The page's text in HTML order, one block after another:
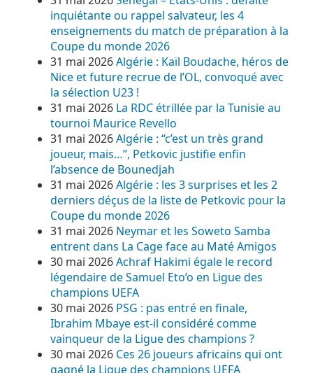
inquiétante ou rappel salvateur, les 4
enseignements du match de préparation à la
Coupe du monde 2026
31 mai 2026Algérie : Kaïl Boudache, héros de
Nice et future recrue de l’OL, convoqué avec
la sélection U23 !
31 mai 2026 La RDC étrillée par la Tunisie au
tournoi Maurice Revello
31 mai 2026Algérie : “c’est un très grand
joueur, mais…”, Petkovic justifie enfin
l’absence de Bounedjah
31 mai 2026Algérie : les 3 surprises et les 2
derniers déçus de la liste de Petkovic pour la
Coupe du monde 2026
31 mai 2026 Neymar et les Soweto Samba
entrent dans La Cage face au Maté Amigos
30 mai 2026Achraf Hakimi égale le record
légendaire de Samuel Eto’o en Ligue des
champions UEFA
30 mai 2026 PSG : pas entré en finale,
Ibrahim Mbaye est-il considéré comme
vainqueur de la Ligue des champions ?
30 mai 2026 Ces 26 joueurs africains qui ont
gagné la Ligue des champions UEFA